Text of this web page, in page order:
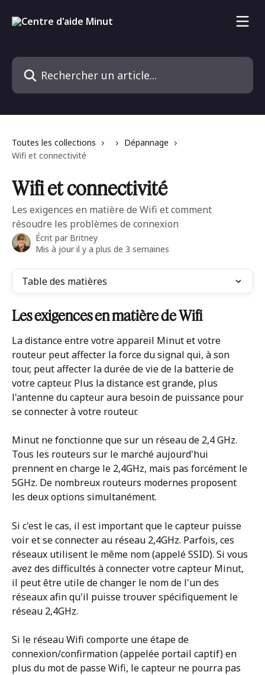
Rechercher un article...
Toutes les collections
Dépannage
Wifi et connectivité
Wifi et connectivité
Les exigences en matière de Wifi et comment
résoudre les problèmes de connexion
Écrit par Britney
Mis à jour il y a plus de 3 semaines
Table des matières
Les exigences en matière de Wifi
La distance entre votre appareil Minut et votre
routeur peut affecter la force du signal qui, à son
tour, peut affecter la durée de vie de la batterie de
votre capteur. Plus la distance est grande, plus
l'antenne du capteur aura besoin de puissance pour
se connecter à votre routeur.
Minut ne fonctionne que sur un réseau de 2,4 GHz.
Tous les routeurs sur le marché aujourd'hui
prennent en charge le 2,4GHz, mais pas forcément le
5GHz. De nombreux routeurs modernes proposent
les deux options simultanément.
Si c'est le cas, il est important que le capteur puisse
voir et se connecter au réseau 2,4GHz. Parfois, ces
réseaux utilisent le même nom (appelé SSID). Si vous
avez des difficultés à connecter votre capteur Minut,
il peut être utile de changer le nom de l'un des
réseaux afin qu'il puisse trouver spécifiquement le
réseau 2,4GHz.
Si le réseau Wifi comporte une étape de
connexion/confirmation (appelée portail captif) en
plus du mot de passe Wifi, le capteur ne pourra pas